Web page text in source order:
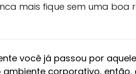
mais fique sem uma boa
você já passou por
ambiente corporativo,